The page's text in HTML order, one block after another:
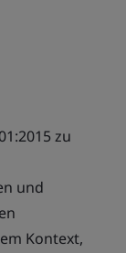
zu
und
Kontext,